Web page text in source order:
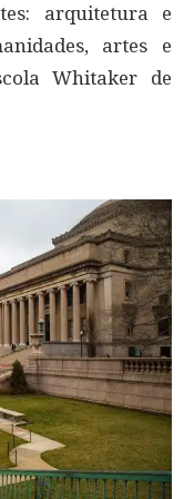
arquitetura e
artes e
Whitaker de